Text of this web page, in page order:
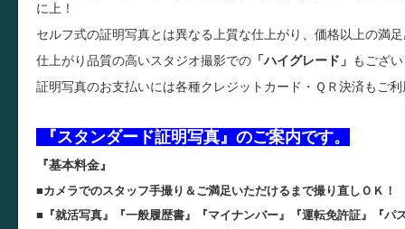
に上！
セルフ式の証明写真とは異なる上質な仕上がり、価格以上の満
仕上がり品質の高いスタジオ撮影での 「ハイグレード」 もござ
証明写真のお支払いには各種クレジットカード・ＱＲ決済もご
『スタンダード証明写真』のご案内です。
『基本料金』
■カメラでのスタッフ手撮り＆ご満足いただけるまで撮り直しＯＫ！
■『就活写真』『一般履歴書』『マイナンバー』『運転免許証』『パ